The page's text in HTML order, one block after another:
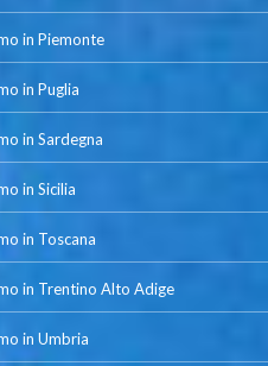
in Piemonte
in Puglia
in Sardegna
in Sicilia
in Toscana
in Trentino Alto Adige
in Umbria